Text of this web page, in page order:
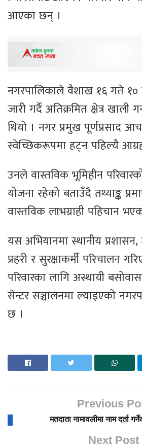
आएका छन् ।
नगरपालिकाले वैशाख १६ गते १०
जारी गर्दै अतिक्रमित क्षेत्र खाली
थियो । नगर प्रमुख पूर्णप्रसाद
स्वेच्छिकरूपमा हट्न पहिल्यै
उनले वास्तविक भूमिहीन
योजना रहेको बताउँदै तथ्याङ्क
वास्तविक लाभग्राही पहिचान
यस अभियानमा स्थानीय प्रशासन,
प्रहरी र सुरक्षाकर्मी परिचालन
परिवारका लागि अस्थायी
सेन्टर सञ्चालनमा ल्याइएको
छ ।
Previous
मतदाता नामावलीमा नाम दर्ता
Next Post